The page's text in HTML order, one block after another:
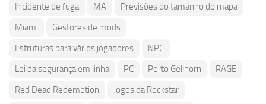
Incidente de fuga
MA
Previsões do tamanho do mapa
Miami
Gestores de mods
Estruturas para vários jogadores
NPC
Lei da segurança em linha
PC Porto Gellhorn
RAGE
Red Dead Redemption
Jogos da Rockstar